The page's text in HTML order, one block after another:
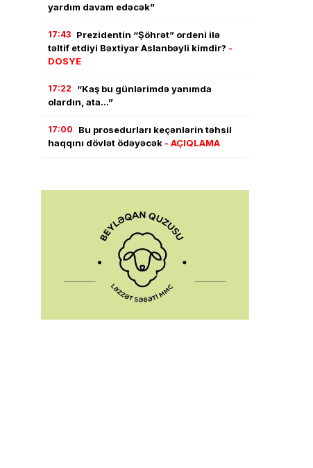
yardım davam edəcək”
17:43 Prezidentin “Şöhrət” ordeni ilə
təltif etdiyi Bəxtiyar Aslanbəyli kimdir? -
DOSYE
17:22
“Kaş bu günlərimdə yanımda
olardın, ata…”
17:00
Bu prosedurları keçənlərin təhsil
haqqını dövlət ödəyəcək - AÇIQLAMA